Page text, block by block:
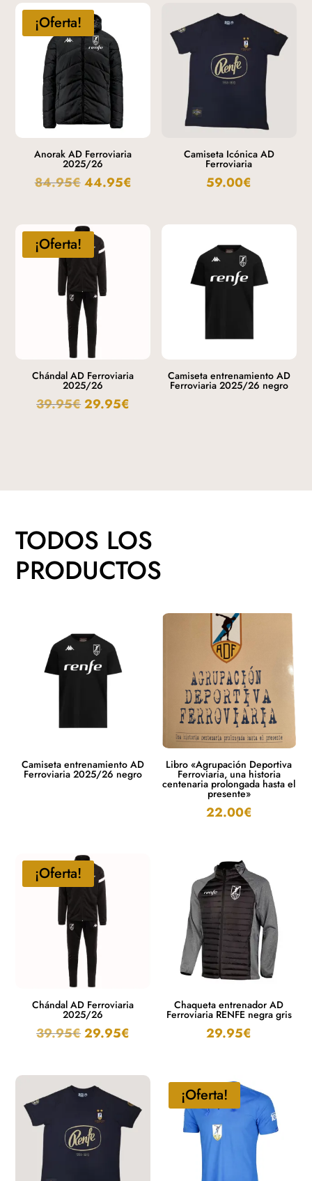
¡Oferta!
Anorak AD Ferroviaria
2025/26
84.95€ 44.95€
Camiseta Icónica AD
Ferroviaria
59.00€
¡Oferta!
Chándal AD Ferroviaria
2025/26
39.95€29.95€
Camiseta entrenamiento AD
Ferroviaria 2025/26 negro
TODOS LOS
PRODUCTOS
Camiseta entrenamiento AD
Ferroviaria 2025/26 negro
Libro «Agrupación Deportiva
Ferroviaria, una historia
centenaria prolongada hasta el
presente»
22.00€
¡Oferta!
Chándal AD Ferroviaria
2025/26
39.95€29.95€
Chaqueta entrenador AD
Ferroviaria RENFE negra gris
29.95€
¡Oferta!